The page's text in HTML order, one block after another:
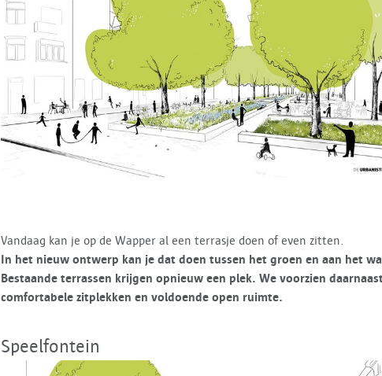
Vandaag kan je op de Wapper al een terrasje doen of even zitten.
In het nieuw ontwerp kan je dat doen tussen het groen en aan het
Bestaande terrassen krijgen opnieuw een plek. We voorzien
comfortabele zitplekken en voldoende open ruimte.
Speelfontein